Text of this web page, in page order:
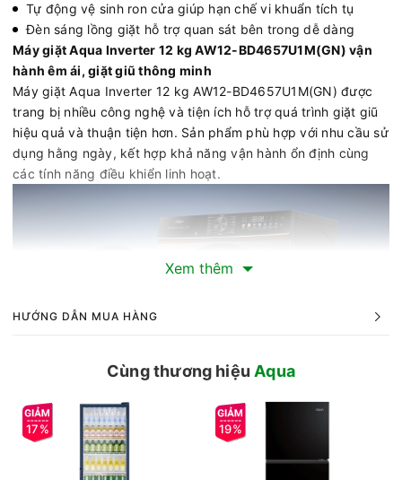
Tự động vệ sinh ron cửa giúp hạn chế vi khuẩn tích tụ
Đèn sáng lồng giặt hỗ trợ quan sát bên trong dễ dàng
Máy giặt Aqua Inverter 12 kg AW12-BD4657U1M(GN) vận
hành êm ái, giặt giũ thông minh
Máy giặt Aqua Inverter 12 kg AW12-BD4657U1M(GN) được
trang bị nhiều công nghệ và tiện ích hỗ trợ quá trình giặt giũ
hiệu quả và thuận tiện hơn. Sản phẩm phù hợp với nhu cầu sử
dụng hằng ngày, kết hợp khả năng vận hành ổn định cùng
các tính năng điều khiển linh hoạt.
Bảng điều khiển đa sắc hiển thị rõ ràng, dễ thao tác
Máy giặt Aqua AW12-BD4657U1M(GN) sử dụng bảng điều
khiển đa sắc với thông tin hiển thị trực quan, giúp người dùng
Xem thêm
HƯỚNG DẪN MUA HÀNG
Cùng thương hiệu Aqua
17% 19%